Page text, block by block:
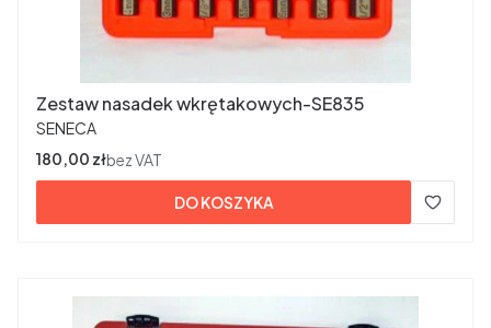
Zestaw nasadek wkrętakowych-SE835
PRODUCENT
SENECA
Cena
180,00 złbez VAT
DO KOSZYKA